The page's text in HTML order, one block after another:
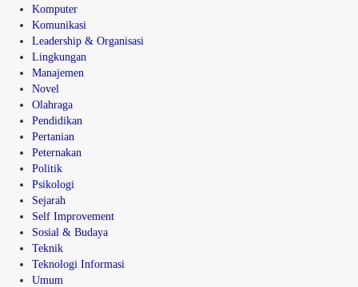
Komputer
Komunikasi
Leadership & Organisasi
Lingkungan
Manajemen
Novel
Olahraga
Pendidikan
Pertanian
Peternakan
Politik
Psikologi
Sejarah
Self Improvement
Sosial & Budaya
Teknik
Teknologi Informasi
Umum